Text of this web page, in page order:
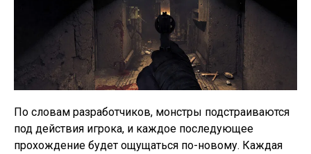
По словам разработчиков, монстры подстраиваются
под действия игрока, и каждое последующее
прохождение будет ощущаться по-новому. Каждая